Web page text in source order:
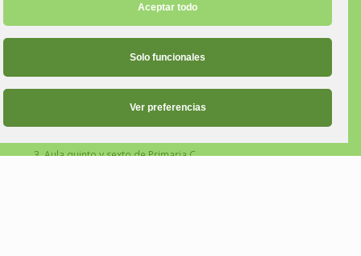
centro para
reforzar las
medidas COVID están financiadas por el Fondo Social Europeo.
Estas aulas son:
Aula quinto y sexto de Primaria C.
Aceptar todo
Solo funcionales
Ver preferencias